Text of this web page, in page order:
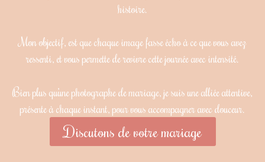
histoire.
Mon objectif, est que chaque image fasse écho à ce que vous avez
ressenti, et vous permette de revivre cette journée avec intensité.
Bien plus qu’une photographe de mariage, je suis une alliée attentive,
présente à chaque instant, pour vous accompagner avec douceur.
Discutons de votre mariage